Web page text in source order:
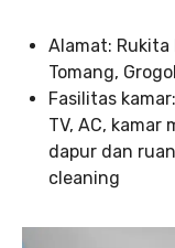
Alamat: Rukita
Tomang,
Fasilitas
TV, AC, kamar
dapur dan
cleaning